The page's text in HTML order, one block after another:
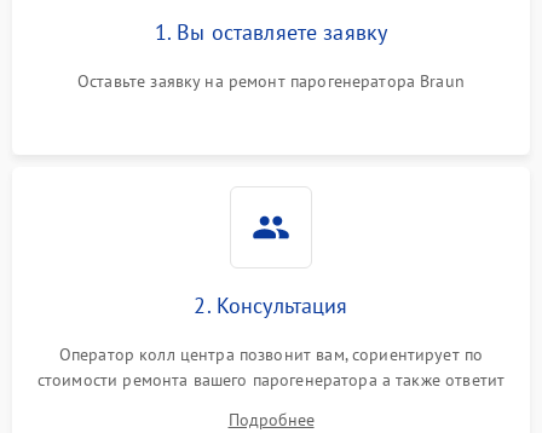
1. Вы оставляете заявку
Оставьте заявку на ремонт парогенератора Braun
2. Консультация
Оператор колл центра позвонит вам, сориентирует по
стоимости ремонта вашего парогенератора а также ответит
Подробнее